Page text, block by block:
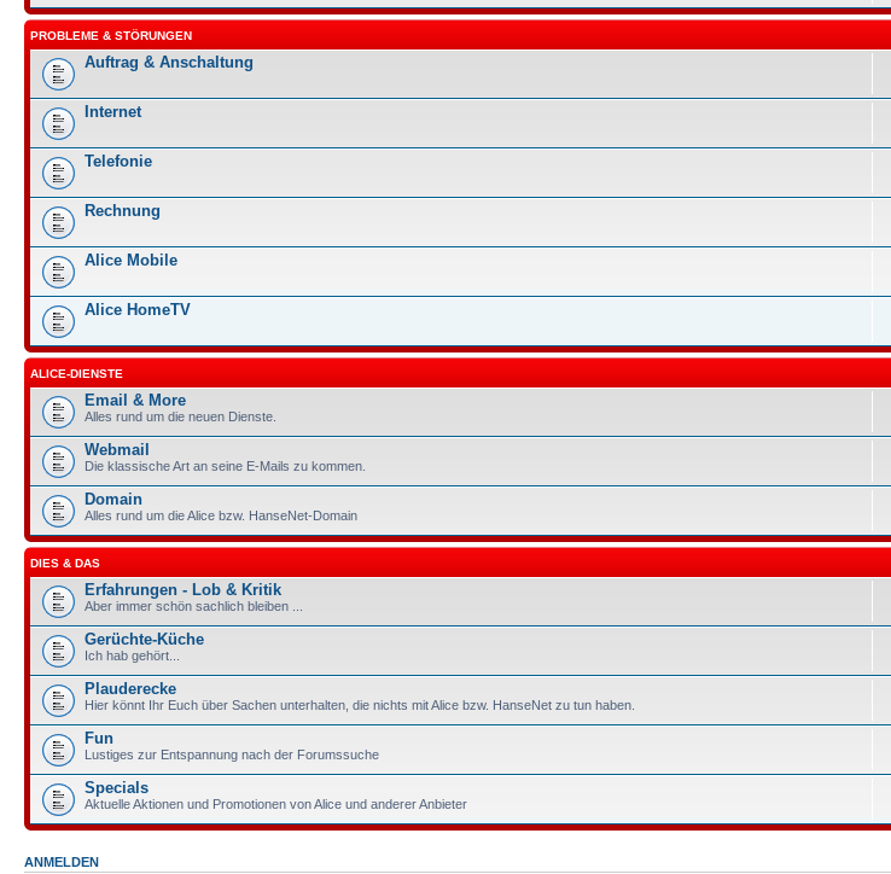
PROBLEME & STÖRUNGEN
Auftrag & Anschaltung
Internet
Telefonie
Rechnung
Alice Mobile
Alice HomeTV
ALICE-DIENSTE
Email & More
Alles rund um die neuen Dienste.
Webmail
Die klassische Art an seine E-Mails zu kommen.
Domain
Alles rund um die Alice bzw. HanseNet-Domain
DIES & DAS
Erfahrungen - Lob & Kritik
Aber immer schön sachlich bleiben ...
Gerüchte-Küche
Ich hab gehört...
Plauderecke
Hier könnt Ihr Euch über Sachen unterhalten, die nichts mit Alice bzw. HanseNet zu tun haben.
Fun
Lustiges zur Entspannung nach der Forumssuche
Specials
Aktuelle Aktionen und Promotionen von Alice und anderer Anbieter
ANMELDEN